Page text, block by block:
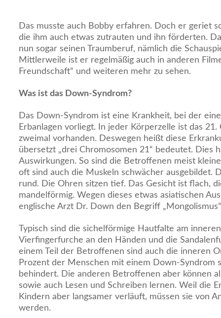
Das musste auch Bobby erfahren. Doch er geriet
die ihm auch etwas zutrauten und ihn förderten.
nun sogar seinen Traumberuf, nämlich die
Mittlerweile ist er regelmäßig auch in anderen
Freundschaft“ und weiteren mehr zu sehen.
Was ist das Down-Syndrom?
Das Down-Syndrom ist eine Krankheit, bei der
Erbanlagen vorliegt. In jeder Körperzelle ist das
zweimal vorhanden. Deswegen heißt diese
übersetzt „drei Chromosomen 21“ bedeutet. Dies
Auswirkungen. So sind die Betroffenen meist
oft sind auch die Muskeln schwächer ausgebildet.
rund. Die Ohren sitzen tief. Das Gesicht ist flach,
mandelförmig. Wegen dieses etwas asiatischen
englische Arzt Dr. Down den Begriff
Typisch sind die sichelförmige Hautfalte am
Vierfingerfurche an den Händen und die
einem Teil der Betroffenen sind auch die inneren
Prozent der Menschen mit einem Down-Syndrom
behindert. Die anderen Betroffenen aber können
sowie auch Lesen und Schreiben lernen. Weil die
Kindern aber langsamer verläuft, müssen sie von
werden.